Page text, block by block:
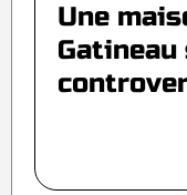
Une
Gatineau